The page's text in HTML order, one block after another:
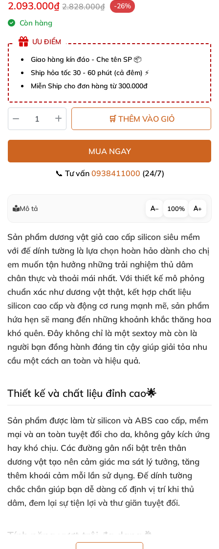
2.093.000₫ 2.828.000₫ -26%
Còn hàng
ƯU ĐIỂM
Giao hàng kín đáo - Che tên SP 📦
Ship hỏa tốc 30 - 60 phút (cả đêm) ⚡
Miễn Ship cho đơn hàng từ 300.000đ
🛒 THÊM VÀO GIỎ
MUA NGAY
📞 Tư vấn 0938411000 (24/7)
Mô tả − 100% +
Sản phẩm dương vật giả cao cấp silicon siêu mềm
với đế dính tường là lựa chọn hoàn hảo dành cho chị
em muốn tận hưởng những trải nghiệm thủ dâm
chân thực và thoải mái nhất. Với thiết kế mô phỏng
chuẩn xác như dương vật thật, kết hợp chất liệu
silicon cao cấp và động cơ rung mạnh mẽ, sản phẩm
hứa hẹn sẽ mang đến những khoảnh khắc thăng hoa
khó quên. Đây không chỉ là một sextoy mà còn là
người bạn đồng hành đáng tin cậy giúp giải tỏa nhu
cầu một cách an toàn và hiệu quả.
Thiết kế và chất liệu đỉnh cao🌟
Sản phẩm được làm từ silicon và ABS cao cấp, mềm
mại và an toàn tuyệt đối cho da, không gây kích ứng
hay khó chịu. Các đường gân nổi bật trên thân
dương vật tạo nên cảm giác ma sát lý tưởng, tăng
thêm khoái cảm mỗi lần sử dụng. Đế dính tường
chắc chắn giúp bạn dễ dàng cố định vị trí khi thủ
dâm, đem lại sự tiện lợi và thư giãn tuyệt đối.
Tính năng vượt trội đa dạng🎉